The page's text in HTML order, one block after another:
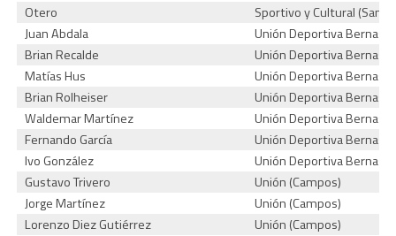
Otero
Sportivo y Cultural (San
Juan Abdala
Unión Deportiva
Brian Recalde
Unión Deportiva
Matías Hus
Unión Deportiva
Brian Rolheiser
Unión Deportiva
Waldemar Martínez
Unión Deportiva
Fernando García
Unión Deportiva
Ivo González
Unión Deportiva
Gustavo Trivero
Unión (Campos)
Jorge Martínez
Unión (Campos)
Lorenzo Diez Gutiérrez
Unión (Campos)